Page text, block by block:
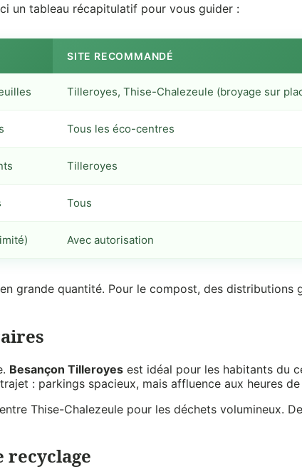
un tableau récapitulatif pour vous guider :
SITE RECOMMANDÉ
Tilleroyes, Thise-Chalezeule (broyage sur
Tous les éco-centres
Tilleroyes
Tous
Avec autorisation
grande quantité. Pour le compost, des
Besançon Tilleroyes est idéal pour les habitants du
: parkings spacieux, mais affluence aux heures
Thise-Chalezeule pour les déchets volumineux.
recyclage